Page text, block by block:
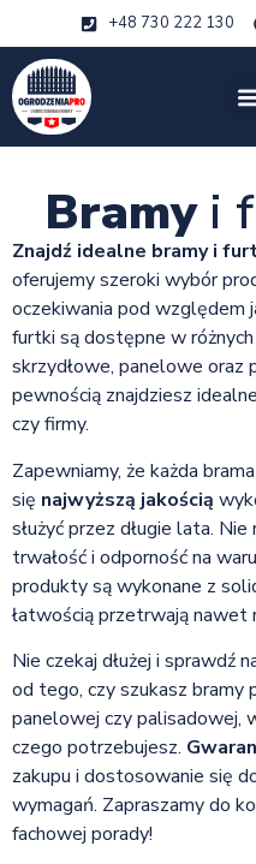
+48 730 222 130
Bramy i
Znajdź idealne bramy i
oferujemy szeroki wybór
oczekiwania pod względem
furtki są dostępne w
skrzydłowe, panelowe oraz
pewnością znajdziesz
czy firmy.
Zapewniamy, że każda
się najwyższą jakością
służyć przez długie lata.
trwałość i odporność na
produkty są wykonane z
łatwością przetrwają nawet
Nie czekaj dłużej i sprawdź
od tego, czy szukasz bramy
panelowej czy palisadowej,
czego potrzebujesz.
zakupu i dostosowanie się
wymagań. Zapraszamy do
fachowej porady!